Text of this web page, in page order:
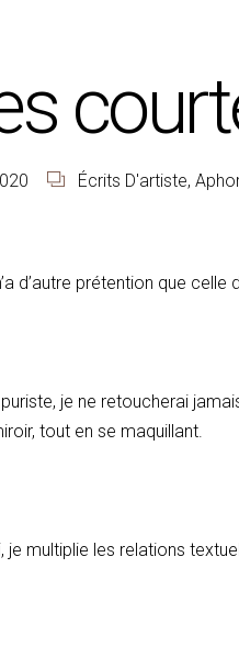
Écrits D'artiste,
d’autre prétention que
je ne retoucherai
tout en se maquillant.
je multiplie les relations